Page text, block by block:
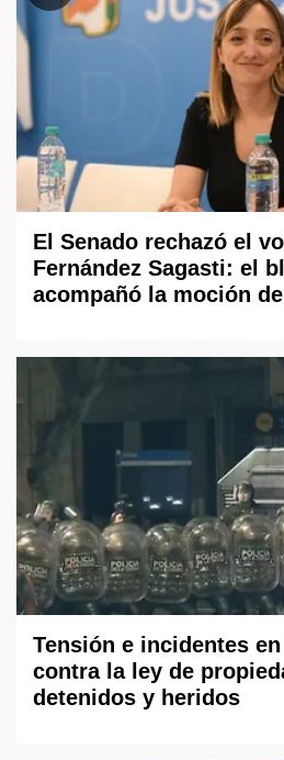
El Senado rechazó el
Fernández Sagasti: el
acompañó la moción
Tensión e incidentes
contra la ley de
detenidos y heridos